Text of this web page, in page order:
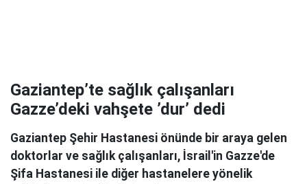
Gaziantep’te sağlık çalışanları
Gazze’deki vahşete ’dur’ dedi
Gaziantep Şehir Hastanesi önünde bir araya gelen
doktorlar ve sağlık çalışanları, İsrail'in Gazze'de
Şifa Hastanesi ile diğer hastanelere yönelik